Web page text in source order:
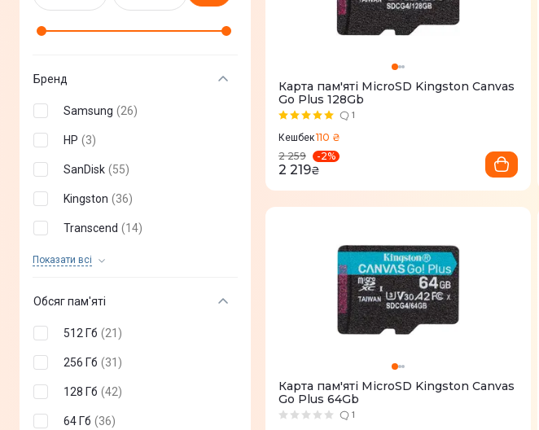
Бренд
Samsung (26)
HP (3)
SanDisk (55)
Kingston (36)
Transcend (14)
Показати всi
Apacer (
Обсяг пам'яті
512 Гб (21 )
256 Гб (31 )
128 Гб (42)
64 Гб (36)
Карта пам'ятi MicroSD Kingston Canvas
Go Plus 128Gb
1
Кешбек110 ₴
2 259
-2%
2 219₴
Карта пам'ятi MicroSD Kingston Canvas
Go Plus 64Gb
1